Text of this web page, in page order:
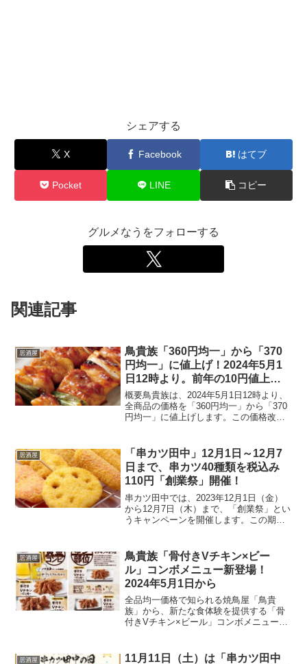
シェアする
X Facebook はてブ
Pocket LINE コピー
グルメなうをフォローする
関連記事
居酒屋
鳥貴族「360円均一」から「370
円均一」に値上げ！2024年5月1
日12時より。前年の10円値上げ
に続く
概要鳥貴族は、2024年5月1日12時より、
全商品の価格を「360円均一」から「370
円均一」に値上げします。この価格改定
の価格改定後も効率化をはじめとした
様々な...
居酒屋
「串カツ田中」12月1日～12月7
日まで、串カツ40種類を税込み
110円「創業祭」開催！
串カツ田中では、2023年12月1日（金）
から12月7日（木）まで、「創業祭」とい
うキャンペーンを開催します。この期間
気の「串カツ豚」「串カツ牛」、大阪名
物の...
居酒屋
鳥貴族「骨付きVチキン×ビー
ル」コンボメニュー新登場！
2024年5月1日から
全品均一価格で知られる焼鳥屋「鳥貴
族」から、新たな食体験を提供する「骨
付きVチキン×ビール」コンボメニューが
見つけよう！こだわりコンボプロジェク
居酒屋
11月11日（土）は「串カツ田中